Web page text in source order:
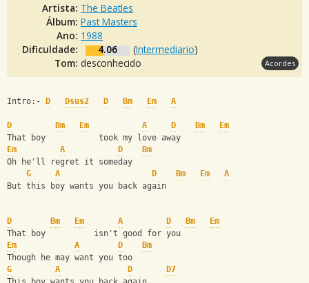
Artista: The Beatles
Álbum: Past Masters
Ano: 1988
Dificuldade:
4.06 (Intermediario)
Tom: desconhecido Acordes
Intro:- D Dsus2 D Bm Em A
D Bm Em A D Bm
Em
That boy           took my love away
Em
A D
Bm
Oh he'll regret it someday
G
A D Bm Em
A
But this boy wants you back again
D Bm Em A D Bm
Em
That boy          isn't good for you
Em
A D
Bm
Though he may want you too
G
A D
D7